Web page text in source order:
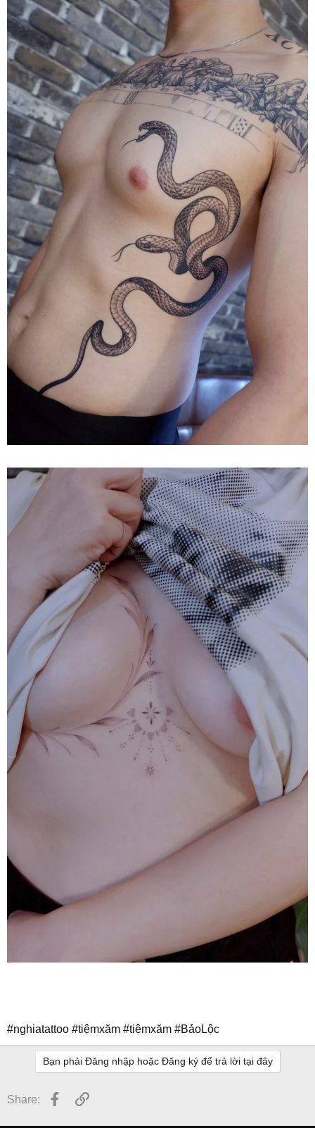
#nghiatattoo #tiệmxăm #tiệmxăm #BảoLộc
Bạn phải Đăng nhập hoặc Đăng ký để trả lời tại đây
Share: Facebook
Link